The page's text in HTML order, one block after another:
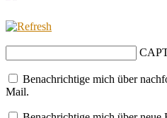
Benachrichtige mich über
Mail.